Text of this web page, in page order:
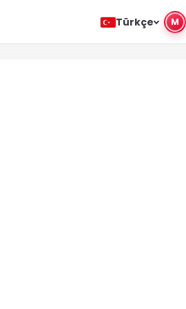
Türkçe M